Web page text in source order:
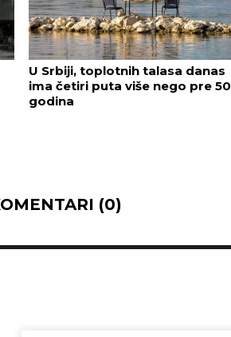
U Srbiji, toplotnih talasa danas
ima četiri puta više nego pre 50
godina
(0)